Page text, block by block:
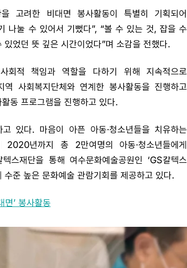
고려한 비대면 봉사활동이 특별히 기획되어
나눌 수 있어서 기뻤다”, “볼 수 있는 것, 잡을 수
었던 뜻 깊은 시간이었다”며 소감을 전했다.
회적 책임과 역할을 다하기 위해 지속적으로
사회복지단체와 연계한 봉사활동을 진행하고
동 프로그램을 진행하고 있다.
있다. 마음이 아픈 아동·청소년들을 치유하는
2020년까지 총 2만여명의 아동·청소년들에게
스재단을 통해 여수문화예술공원인 ‘GS칼텍스
수준 높은 문화예술 관람기회를 제공하고 있다.
면’ 봉사활동